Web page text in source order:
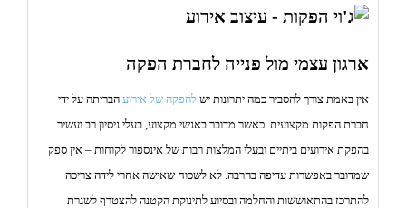
ארגון עצמי מול פנייה לחברת הפקה
אין באמת צורך להסביר כמה יתרונות יש להפקה של אירוע הבריתה על ידי
חברת הפקות מקצועית. כאשר מדובר באנשי מקצוע, בעלי ניסיון רב ועשיר
בהפקת אירועים ביתיים ובעלי המלצות רבות של אינספור לקוחות – אין ספק
שמדובר באפשרות עדיפה בהרבה. לא לשכוח שאישה אחרי לידה צריכה
להתרכז בהתאוששות והחלמה ובסיוע לתינוקת הקטנה להצטרף לשגרת